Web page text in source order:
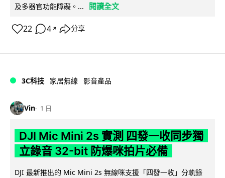
及多器官功能障礙。...
閱讀全文
22 4 ↗ 分享
3C科技 家居無線 影音產品
Vin 1 日
DJI Mic Mini 2s 實測 四發一收同步獨
立錄音 32-bit 防爆咪拍片必備
DJI 最新推出的 Mic Mini 2s 無線咪支援「四發一收」分軌錄